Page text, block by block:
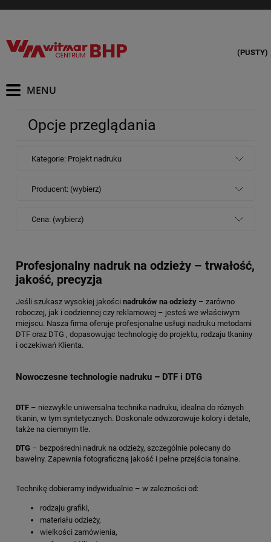
(PUSTY)
Opcje przeglądania
Kategorie: Projekt nadruku
Producent: (wybierz)
Cena: (wybierz)
Profesjonalny nadruk na odzieży – trwałość,
jakość, precyzja
Jeśli szukasz wysokiej jakości nadruków na odzieży – zarówno
roboczej, jak i codziennej czy reklamowej – jesteś we właściwym
miejscu. Nasza firma oferuje profesjonalne usługi nadruku metodami
DTF oraz DTG , dopasowując technologię do projektu, rodzaju tkaniny
i oczekiwań Klienta.
Nowoczesne technologie nadruku – DTF i DTG
DTF – niezwykle uniwersalna technika nadruku, idealna do różnych
tkanin, w tym syntetycznych. Doskonale odwzorowuje kolory i detale,
także na ciemnym tle.
DTG – bezpośredni nadruk na odzieży, szczególnie polecany do
bawełny. Zapewnia fotograficzną jakość i pełne przejścia tonalne.
Technikę dobieramy indywidualnie – w zależności od:
rodzaju grafiki,
materiału odzieży,
wielkości zamówienia,